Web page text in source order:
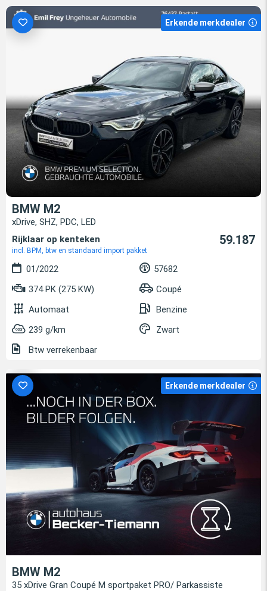
Erkende merkdealer
BMW M2
xDrive, SHZ, PDC, LED
Rijklaar op kenteken
incl. BPM, btw en standaard import pakket
59.187
01/2022
57682
374 PK (275 KW)
Coupé
Automaat
Benzine
239 g/km
Zwart
Btw verrekenbaar
Erkende merkdealer
BMW M2
35 xDrive Gran Coupé M sportpaket PRO/ Parkassiste